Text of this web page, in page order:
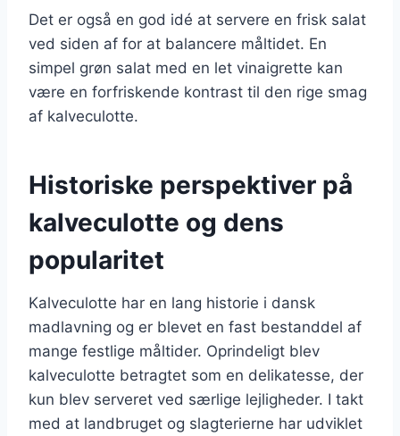
Det er også en god idé at servere en frisk salat
ved siden af for at balancere måltidet. En
simpel grøn salat med en let vinaigrette kan
være en forfriskende kontrast til den rige smag
af kalveculotte.
Historiske perspektiver på
kalveculotte og dens
popularitet
Kalveculotte har en lang historie i dansk
madlavning og er blevet en fast bestanddel af
mange festlige måltider. Oprindeligt blev
kalveculotte betragtet som en delikatesse, der
kun blev serveret ved særlige lejligheder. I takt
med at landbruget og slagterierne har udviklet